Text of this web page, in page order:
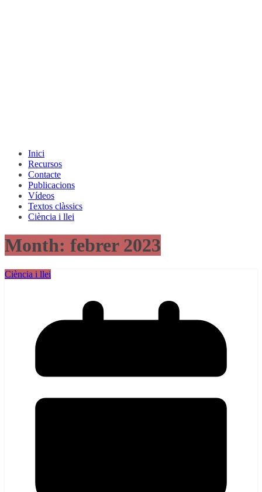
Inici
Recursos
Contacte
Publicacions
Vídeos
Textos clàssics
Ciència i llei
Month: febrer 2023
Ciència i llei